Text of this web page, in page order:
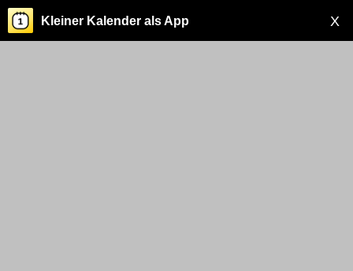
X
Kleiner Kalender als App